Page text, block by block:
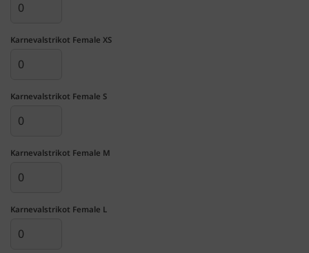
Karnevalstrikot Female XS
Karnevalstrikot Female S
Karnevalstrikot Female M
Karnevalstrikot Female L